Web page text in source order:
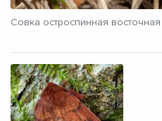
Совка остроспинная